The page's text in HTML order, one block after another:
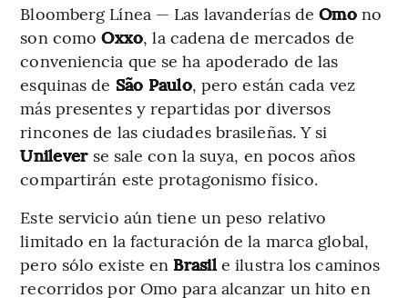
Bloomberg Línea — Las lavanderías deOmono
son comoOxxo, la cadena de mercados de
conveniencia que se ha apoderado de las
esquinas de São Paulo, pero están cada vez
más presentes y repartidas por diversos
rincones de las ciudades brasileñas. Y si
Unilever se sale con la suya, en pocos años
compartirán este protagonismo físico.
Este servicio aún tiene un peso relativo
limitado en la facturación de la marca global,
pero sólo existe en Brasile ilustra los caminos
recorridos por Omo para alcanzar un hito en